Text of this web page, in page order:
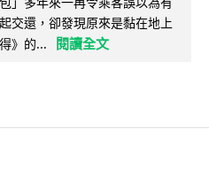
交還，卻發現原來是黏在地上
》的...
閱讀全文